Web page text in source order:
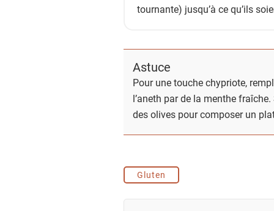
tournante) jusqu’à ce qu’ils
Astuce
Pour une touche chypriote,
l’aneth par de la menthe
des olives pour composer un
Gluten